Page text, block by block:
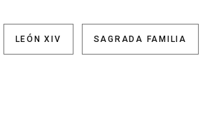
LEÓN XIV SAGRADA FAMILIA